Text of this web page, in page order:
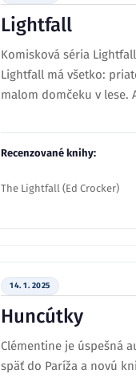
Lightfall
Komisková séria
Lightfall má všetko:
malom domčeku v lese.
Recenzované knihy:
The Lightfall (Ed Crocker)
14. 1. 2025
Huncútky
Clémentine je úspešná
späť do Paríža a novú